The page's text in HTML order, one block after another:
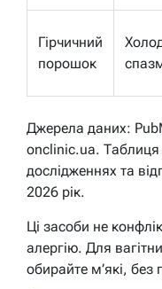
Гірчичний
порошок
Джерела даних:
onclinic.ua. Таблиця
дослідженнях та
2026 рік.
Ці засоби не
алергію. Для
обирайте м’які, без